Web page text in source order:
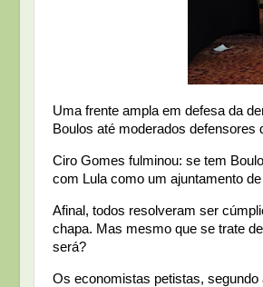
Uma frente ampla em defesa da
Boulos até moderados
Ciro Gomes fulminou: se tem
com Lula como um ajuntamento
Afinal, todos resolveram ser
chapa. Mas mesmo que se trate
será?
Os economistas petistas,